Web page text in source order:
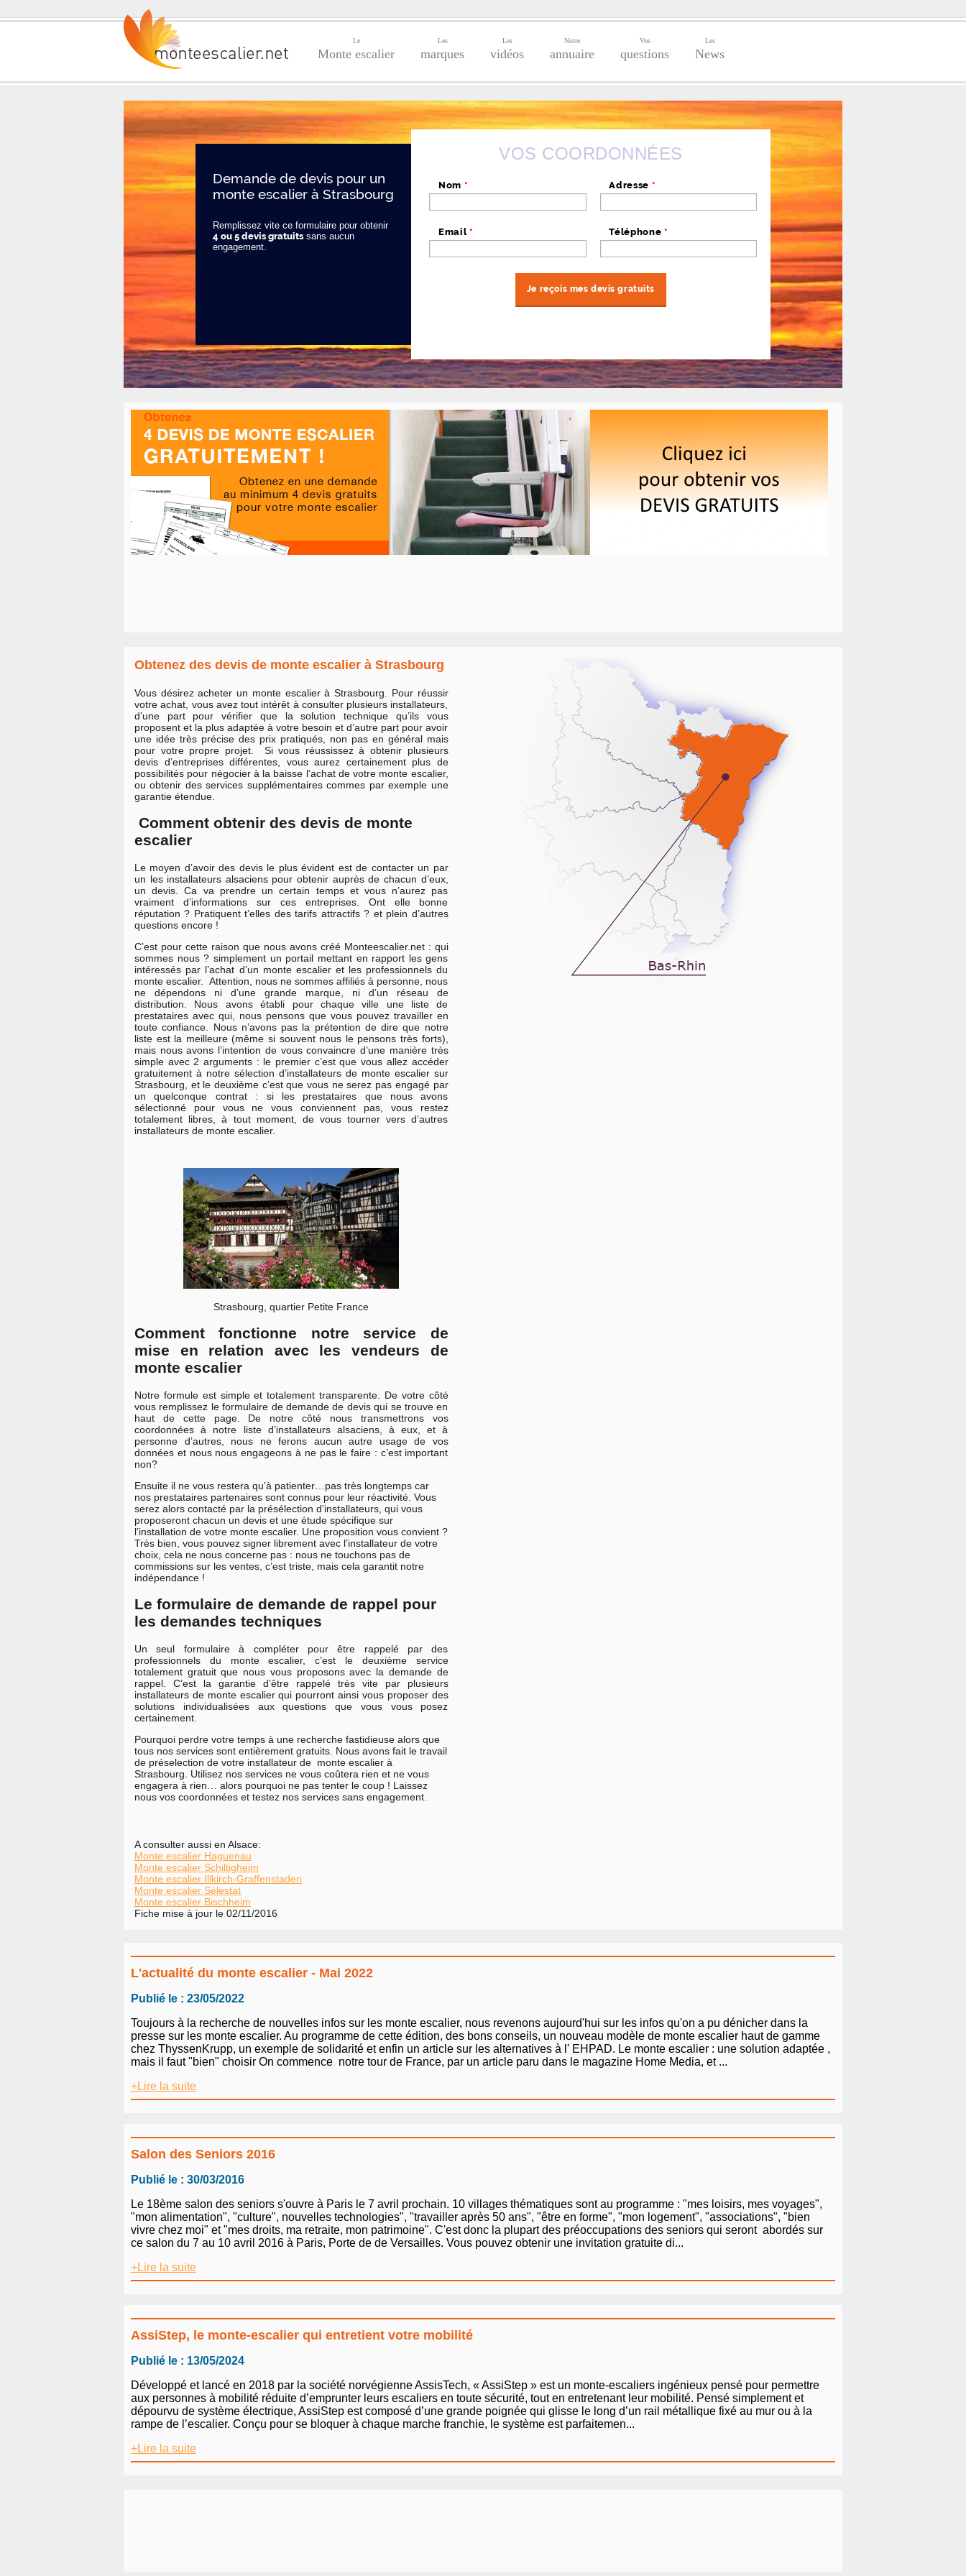
Le
Monte escalier
Les
marques
Les
vidéos
Notre
annuaire
Vos
questions
Les
News
Demande de devis pour un
monte escalier à Strasbourg
Remplissez vite ce formulaire pour obtenir
4 ou 5 devis gratuitssans aucun
engagement.
VOS COORDONNÉES
Nom *
Email *
Adresse *
Téléphone *
Obtenez des devis de monte escalier à Strasbourg
Vous désirez acheter un monte escalier à Strasbourg. Pour réussir
votre achat, vous avez tout intérêt à consulter plusieurs installateurs,
d’une part pour vérifier que la solution technique qu’ils vous
proposent et la plus adaptée à votre besoin et d’autre part pour avoir
une idée très précise des prix pratiqués, non pas en général mais
pour votre propre projet. Si vous réussissez à obtenir plusieurs
devis d’entreprises différentes, vous aurez certainement plus de
possibilités pour négocier à la baisse l’achat de votre monte escalier,
ou obtenir des services supplémentaires commes par exemple une
garantie étendue.
Comment obtenir des devis de monte
escalier
Le moyen d’avoir des devis le plus évident est de contacter un par
un les installateurs alsaciens pour obtenir auprès de chacun d’eux,
un devis. Ca va prendre un certain temps et vous n’aurez pas
vraiment d’informations sur ces entreprises. Ont elle bonne
réputation ? Pratiquent t’elles des tarifs attractifs ? et plein d’autres
questions encore !
C’est pour cette raison que nous avons créé Monteescalier.net : qui
sommes nous ? simplement un portail mettant en rapport les gens
intéressés par l’achat d’un monte escalier et les professionnels du
monte escalier. Attention, nous ne sommes affiliés à personne, nous
ne dépendons ni d’une grande marque, ni d’un réseau de
distribution. Nous avons établi pour chaque ville une liste de
prestataires avec qui, nous pensons que vous pouvez travailler en
toute confiance. Nous n’avons pas la prétention de dire que notre
liste est la meilleure (même si souvent nous le pensons très forts),
mais nous avons l’intention de vous convaincre d’une manière très
simple avec 2 arguments : le premier c’est que vous allez accéder
gratuitement à notre sélection d’installateurs de monte escalier sur
Strasbourg, et le deuxième c’est que vous ne serez pas engagé par
un quelconque contrat : si les prestataires que nous avons
sélectionné pour vous ne vous conviennent pas, vous restez
totalement libres, à tout moment, de vous tourner vers d’autres
installateurs de monte escalier.
Strasbourg, quartier Petite France
Comment fonctionne notre service de
mise en relation avec les vendeurs de
monte escalier
Notre formule est simple et totalement transparente. De votre côté
vous remplissez le formulaire de demande de devis qui se trouve en
haut de cette page. De notre côté nous transmettrons vos
coordonnées à notre liste d’installateurs alsaciens, à eux, et à
personne d’autres, nous ne ferons aucun autre usage de vos
données et nous nous engageons à ne pas le faire : c’est important
non?
Ensuite il ne vous restera qu’à patienter…pas très longtemps car
nos prestataires partenaires sont connus pour leur réactivité. Vous
serez alors contacté par la présélection d’installateurs, qui vous
proposeront chacun un devis et une étude spécifique sur
l’installation de votre monte escalier. Une proposition vous convient ?
Très bien, vous pouvez signer librement avec l’installateur de votre
choix, cela ne nous concerne pas : nous ne touchons pas de
commissions sur les ventes, c’est triste, mais cela garantit notre
indépendance !
Le formulaire de demande de rappel pour
les demandes techniques
Un seul formulaire à compléter pour être rappelé par des
professionnels du monte escalier, c’est le deuxième service
totalement gratuit que nous vous proposons avec la demande de
rappel. C’est la garantie d’être rappelé très vite par plusieurs
installateurs de monte escalier qui pourront ainsi vous proposer des
solutions individualisées aux questions que vous vous posez
certainement.
Pourquoi perdre votre temps à une recherche fastidieuse alors que
tous nos services sont entièrement gratuits. Nous avons fait le travail
de préselection de votre installateur de monte escalier à
Strasbourg. Utilisez nos services ne vous coûtera rien et ne vous
engagera à rien… alors pourquoi ne pas tenter le coup ! Laissez
nous vos coordonnées et testez nos services sans engagement.
A consulter aussi en Alsace:
Monte escalier Haguenau
Monte escalier Schiltigheim
Monte escalier Illkirch-Graffenstaden
Monte escalier Sélestat
Monte escalier Bischheim
Fiche mise à jour le 02/11/2016
L'actualité du monte escalier - Mai 2022
Publié le : 23/05/2022
Toujours à la recherche de nouvelles infos sur les monte escalier, nous revenons aujourd'hui sur les infos qu'on a pu dénicher dans la
presse sur les monte escalier. Au programme de cette édition, des bons conseils, un nouveau modèle de monte escalier haut de gamme
chez ThyssenKrupp, un exemple de solidarité et enfin un article sur les alternatives à l' EHPAD. Le monte escalier : une solution adaptée ,
mais il faut "bien" choisir On commence notre tour de France, par un article paru dans le magazine Home Media, et ...
+Lire la suite
Salon des Seniors 2016
Publié le : 30/03/2016
Le 18ème salon des seniors s'ouvre à Paris le 7 avril prochain. 10 villages thématiques sont au programme : "mes loisirs, mes voyages",
"mon alimentation", "culture", nouvelles technologies", "travailler après 50 ans", "être en forme", "mon logement", "associations", "bien
vivre chez moi" et "mes droits, ma retraite, mon patrimoine". C'est donc la plupart des préoccupations des seniors qui seront abordés sur
ce salon du 7 au 10 avril 2016 à Paris, Porte de de Versailles. Vous pouvez obtenir une invitation gratuite di...
+Lire la suite
AssiStep, le monte-escalier qui entretient votre mobilité
Publié le : 13/05/2024
Développé et lancé en 2018 par la société norvégienne AssisTech, « AssiStep » est un monte-escaliers ingénieux pensé pour permettre
aux personnes à mobilité réduite d’emprunter leurs escaliers en toute sécurité, tout en entretenant leur mobilité. Pensé simplement et
dépourvu de système électrique, AssiStep est composé d’une grande poignée qui glisse le long d’un rail métallique fixé au mur ou à la
rampe de l’escalier. Conçu pour se bloquer à chaque marche franchie, le système est parfaitemen...
+Lire la suite